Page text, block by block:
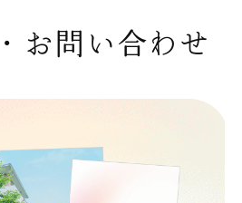
お問い合わせ